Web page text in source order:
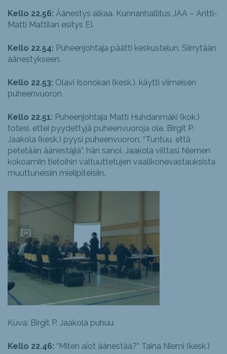
Kello 22.56: Äänestys alkaa. Kunnanhallitus JAA – Antti-
Matti Mattilan esitys EI.
Kello 22.54: Puheenjohtaja päätti keskustelun. Siirrytään
äänestykseen.
Kello 22.53: Olavi Isonokari (kesk.). käytti viimeisen
puheenvuoron.
Kello 22.51: Puheenjohtaja Matti Huhdanmäki (kok.)
totesi, ettei pyydettyjä puheenvuoroja ole. Birgit P.
Jaakola (kesk.) pyysi puheenvuoron. “Tuntuu, että
petetään äänestäjiä”, hän sanoi. Jaakola viittasi Niemen
kokoamiin tietoihin valtuuttetujen vaalikonevastauksista
muuttuneisiin mielipiteisiin.
Kuva: Birgit P. Jaakola puhuu.
Kello 22.46: “Miten aiot äänestää?” Taina Niemi (kesk.)